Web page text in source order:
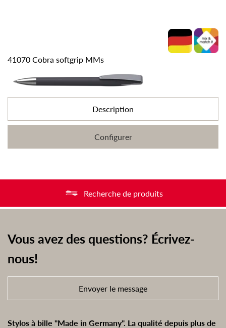
41070 Cobra softgrip MMs
Description
Configurer
Recherche de produits
Vous avez des questions? Écrivez-
nous!
Envoyer le message
Stylos à bille "Made in Germany". La qualité depuis plus de